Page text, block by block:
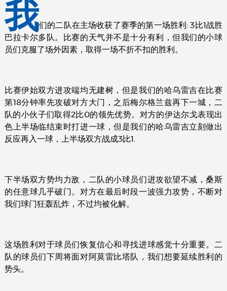
我们的二队在主场收获了赛季的第一场胜利: 3比1战胜
巴拉卡尔多队。比赛的天气并不是十分有利，但我们的小球
员们克服了场外因素，取得一场不折不扣的胜利。
比赛伊始双方进攻端均无建树，但是我们的哈乌雷吉在比赛
第18分钟率先攻破对方大门，之后梅尔格兰兹再下一城，二
队的小伙子们取得2比0的领先优势。对方的伊达尔戈表现出
色上半场临结束时打进一球，但是我们的哈乌雷吉立刻做出
反应再入一球，上半场双方战成3比1.
下半场双方势均力敌，二队的小球员们进攻欲望不减，桑斯
的任意球几乎破门。对方在最后时段一波强力攻势，不断对
我们球门狂轰乱炸，不过均被化解。
这场胜利对于球员们恢复信心和寻找进球感觉十分重要。二
队的球员们下周将面对阿莫雷比塔队，我们想要延续胜利的
势头。